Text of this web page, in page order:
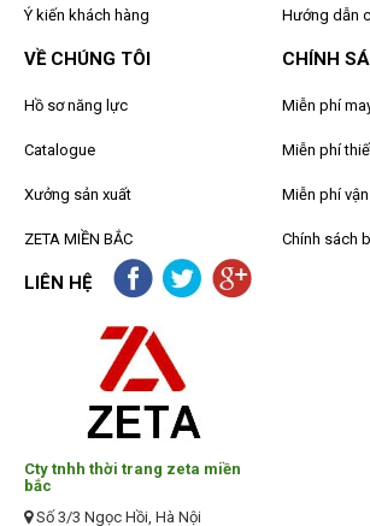
Ý kiến khách hàng Hướng dẫn
VỀ CHÚNG TÔI
Hồ sơ năng lực
Catalogue
Xưởng sản xuất
ZETA MIỀN BẮC
CHÍNH
Miễn phí
Miễn phí
Miễn phí
Chính sách
LIÊN HỆ
Cty tnhh thời trang zeta miền
bắc
Số 3/3 Ngọc Hồi, Hà Nội